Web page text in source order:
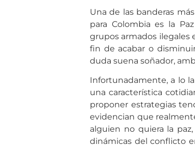
Una de las banderas
para Colombia es la
grupos armados ilegales
fin de acabar o
duda suena soñador,
Infortunadamente, a lo
una característica
proponer estrategias
evidencian que
alguien no quiera la
dinámicas del conflicto